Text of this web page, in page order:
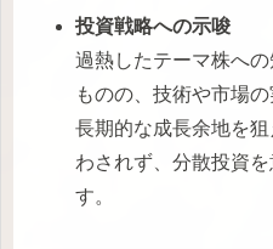
投資戦略への示唆
過熱したテーマ株へ
ものの、技術や市場
長期的な成長余地を
わされず、分散投資
す。